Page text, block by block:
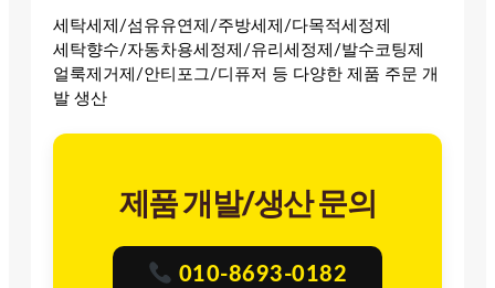
세탁세제/섬유유연제/주방세제/다목적세정제
세탁향수/자동차용세정제/유리세정제/발수코팅제
얼룩제거제/안티포그/디퓨저 등 다양한 제품 주문 개
발 생산
제품 개발/생산 문의
010-8693-0182